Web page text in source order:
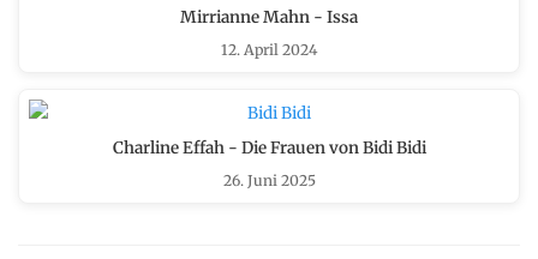
Mirrianne Mahn - Issa
12. April 2024
Charline Effah - Die Frauen von Bidi Bidi
26. Juni 2025